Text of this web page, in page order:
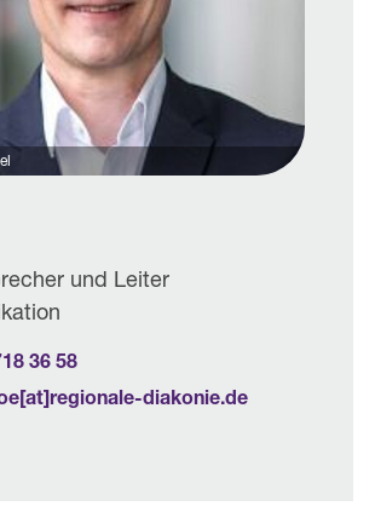
und Leiter
36 58
diakonie.de